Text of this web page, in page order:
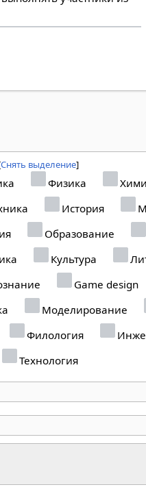
Снять выделение
Физика
История
Образование
Культура
Game design
Моделирование
Филология
Технология